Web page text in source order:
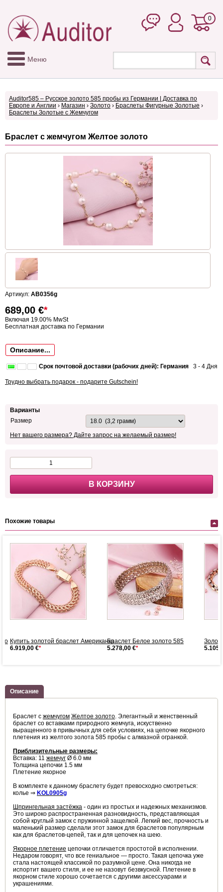
0
Меню
Auditor585 – Русское золото 585 пробы из Германии | Доставка по
Европе и Англии › Магазин › Золото › Браслеты Фигурные Золотые ›
Браслеты Золотые с Жемчугом
Браслет с жемчугом Желтое золото
Артикул: AB0356g
689,00 €*
Включая 19.00% MwSt
Бесплатная доставка по Германии
Описание...
Срок почтовой доставки (рабочих дней): Германия 3 - 4 Дня
Трудно выбрать подарок - подарите Gutschein!
Варианты
Размер
Нет вашего размера? Дайте запрос на желаемый размер!
В КОРЗИНУ
Похожие товары
Купить золотой браслет Американка
6.919,00 €*
Браслет Белое золото 585
5.278,00 €*
Описание
Браслет с жемчугом Желтое золото. Элегантный и женственный
браслет со вставками природного жемчуга, искуственно
выращенного в привычных для себя условиях, на цепочке якорного
плетения из желтого золота 585 пробы с алмазной огранкой.
Приблизительные размеры:
Вставка: 11 жемчуг Ø 6.0 мм
Толщина цепочки 1.5 мм
Плетение якорное
В комплекте к данному браслету будет превосходно смотреться:
колье ⇒ KOL0905g
Шпрингельная застёжка - один из простых и надежных механизмов.
Это широко распространенная разновидность, представляющая
собой круглый замок с пружинной защелкой. Легкий вес, прочность и
маленький размер сделали этот замок для браслетов популярным
как для браслетов-цепей, так и для цепочек на шею.
Якорное плетение цепочки отличается простотой в исполнении.
Недаром говорят, что все гениальное — просто. Такая цепочка уже
стала настоящей классикой по разумной цене. Она никогда не
испортит вашего стиля, и ее не назовут безвкусной. Плетение в
якорном стиле хорошо сочетается с другими аксессуарами и
украшениями.